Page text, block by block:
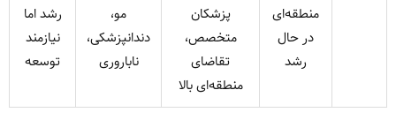
منطقه‌ای
در حال
رشد
پزشکان
متخصص،
تقاضای
منطقه‌ای بالا
مو،
دندانپزشکی،
ناباروری
رشد اما
نیازمند
توسعه